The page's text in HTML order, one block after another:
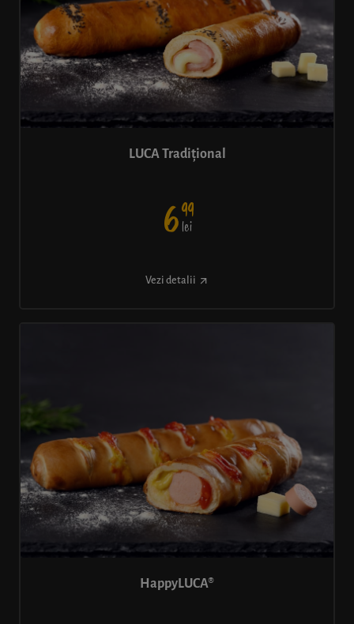
LUCA Tradițional
699
lei
Vezi detalii
HappyLUCA®